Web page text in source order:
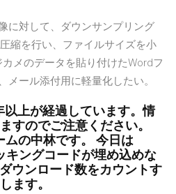
に対して、ダウンサンプリング
縮を行い、ファイルサイズを小
メのデータを貼り付けたWordフ
メール添付用に軽量化したい。
以上が経過しています。情
すのでご注意ください。
ムの中林です。 今日は
キングコードが埋め込めな
ウンロード数をカウントす
ます。